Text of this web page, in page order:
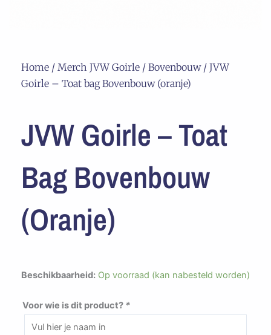
Home / Merch JVW Goirle / Bovenbouw/ JVW
Goirle – Toat bag Bovenbouw (oranje)
JVW Goirle – Toat
Bag Bovenbouw
(oranje)
Beschikbaarheid: Op voorraad (kan nabesteld worden)
Voor wie is dit product? *
JVW
-
Toat
bag